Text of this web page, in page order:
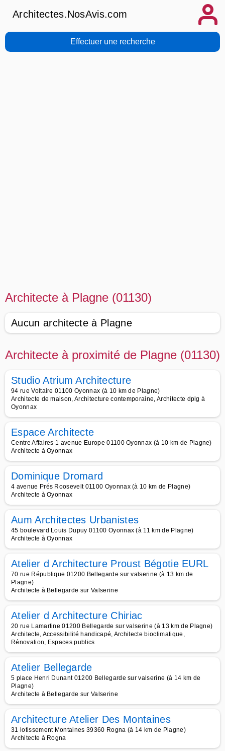
Architectes.NosAvis.com
Effectuer une recherche
Architecte à Plagne (01130)
Aucun architecte à Plagne
Architecte à proximité de Plagne (01130)
Studio Atrium Architecture
94 rue Voltaire 01100 Oyonnax (à 10 km de Plagne)
Architecte de maison, Architecture contemporaine, Architecte dplg à
Oyonnax
Espace Architecte
Centre Affaires 1 avenue Europe 01100 Oyonnax (à 10 km de Plagne)
Architecte à Oyonnax
Dominique Dromard
4 avenue Prés Roosevelt 01100 Oyonnax (à 10 km de Plagne)
Architecte à Oyonnax
Aum Architectes Urbanistes
45 boulevard Louis Dupuy 01100 Oyonnax (à 11 km de Plagne)
Architecte à Oyonnax
Atelier d Architecture Proust Bégotie EURL
70 rue République 01200 Bellegarde sur valserine (à 13 km de
Plagne)
Architecte à Bellegarde sur Valserine
Atelier d Architecture Chiriac
20 rue Lamartine 01200 Bellegarde sur valserine (à 13 km de Plagne)
Architecte, Accessibilité handicapé, Architecte bioclimatique,
Rénovation, Espaces publics
Atelier Bellegarde
5 place Henri Dunant 01200 Bellegarde sur valserine (à 14 km de
Plagne)
Architecte à Bellegarde sur Valserine
Architecture Atelier Des Montaines
31 lotissement Montaines 39360 Rogna (à 14 km de Plagne)
Architecte à Rogna